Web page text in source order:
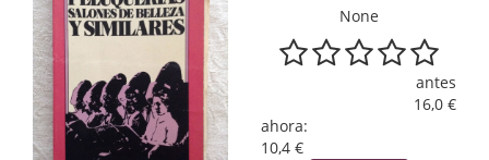
Matemáticas
Medicina
Música
Naturaleza
None
antes
16,0 €
ahora:
10,4 €